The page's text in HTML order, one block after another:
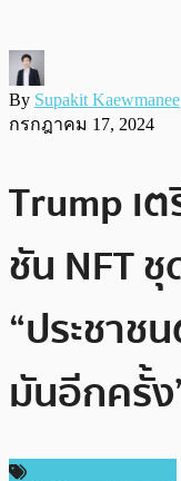
By Supakit Kaewmanee
กรกฎาคม 17, 2024
Trump เ
ชัน NFT
“ประชาช
มันอีกครั้ง